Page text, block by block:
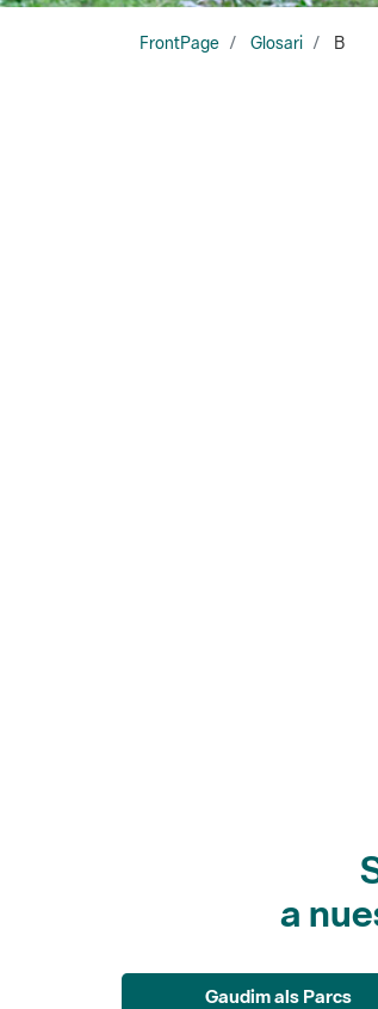
FrontPage Glosari B
a
Gaudim als Parcs